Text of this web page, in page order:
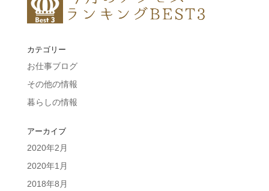
カテゴリー
お仕事ブログ
その他の情報
暮らしの情報
アーカイブ
2020年2月
2020年1月
2018年8月